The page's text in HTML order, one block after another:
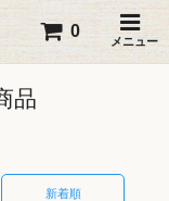
メニュー
0
品
新着順